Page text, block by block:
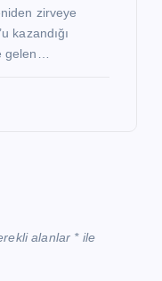
zirveye
kazandığı
gelen…
alanlar *ile